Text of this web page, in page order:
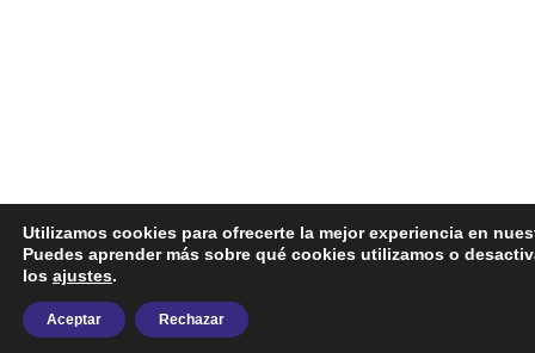
Utilizamos cookies para ofrecerte la mejor experiencia en
Puedes aprender más sobre qué cookies utilizamos o
los ajustes.
Aceptar Rechazar